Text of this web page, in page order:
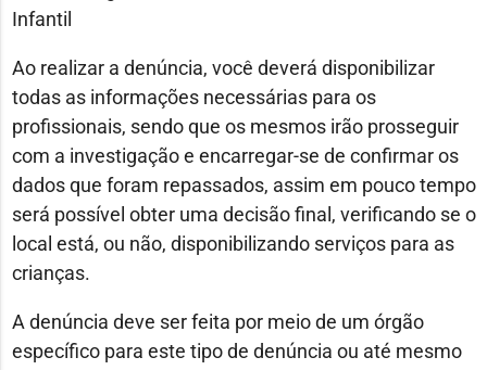
Infantil
Ao realizar a denúncia, você deverá disponibilizar
todas as informações necessárias para os
profissionais, sendo que os mesmos irão prosseguir
com a investigação e encarregar-se de confirmar os
dados que foram repassados, assim em pouco tempo
será possível obter uma decisão final, verificando se o
local está, ou não, disponibilizando serviços para as
crianças.
A denúncia deve ser feita por meio de um órgão
específico para este tipo de denúncia ou até mesmo